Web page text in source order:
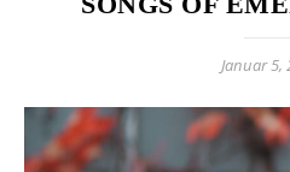
Januar 5,